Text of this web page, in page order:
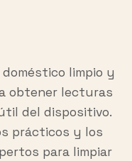
limpio y
obtener lecturas
del dispositivo.
prácticos y los
para limpiar